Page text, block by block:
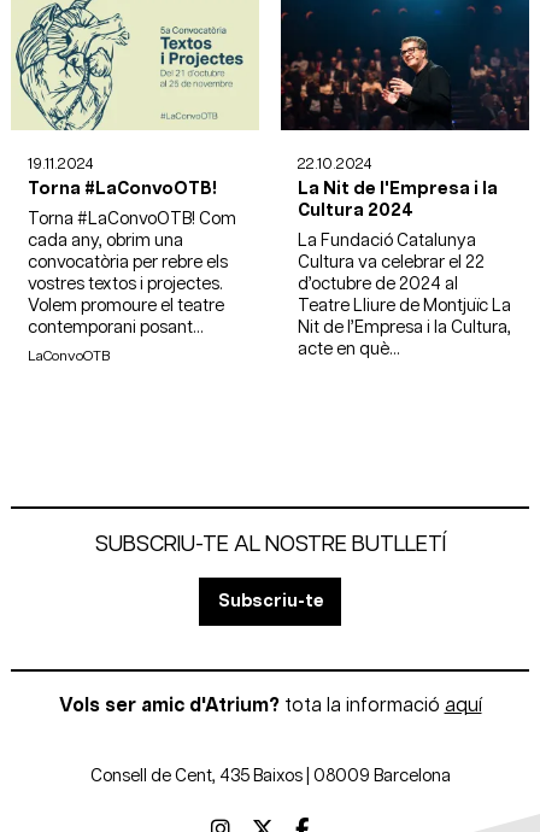
19.11.2024
Torna #LaConvoOTB!
Torna #LaConvoOTB! Com
cada any, obrim una
convocatòria per rebre els
vostres textos i projectes.
Volem promoure el teatre
contemporani posant...
LaConvoOTB
22.10.2024
La Nit de l'Empresa i la
Cultura 2024
La Fundació Catalunya
Cultura va celebrar el 22
d’octubre de 2024 al
Teatre Lliure de Montjuïc La
Nit de l’Empresa i la Cultura,
acte en què...
SUBSCRIU-TE AL NOSTRE BUTLLETÍ
Subscriu-te
Vols ser amic d'Atrium?tota la informació aquí
Consell de Cent, 435 Baixos | 08009 Barcelona